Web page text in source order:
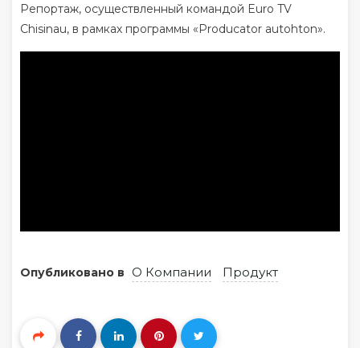
Репортаж, осуществленный командой Euro TV
Chisinau, в рамках программы «Producator autohton».
Опубликовано в О Компании Продукт